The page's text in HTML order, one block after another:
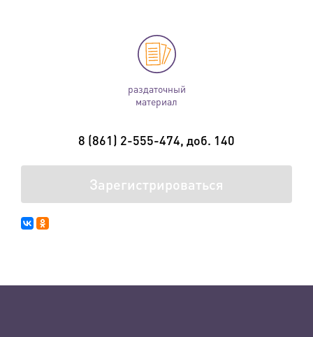
раздаточный
материал
8 (861) 2-555-474, доб. 140
Зарегистрироваться